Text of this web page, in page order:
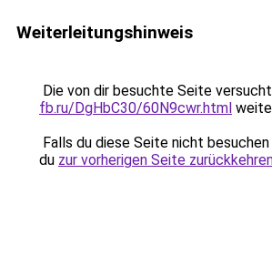
Weiterleitungshinweis
Die von dir besuchte Seite
fb.ru/DgHbC30/60N9cwr.html
Falls du diese Seite nicht
du zur vorherigen Seite